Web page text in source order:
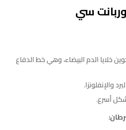
سي
خلايا الدم البيضاء، وهي خط الدفاع
والإنفلونزا.
أسرع.